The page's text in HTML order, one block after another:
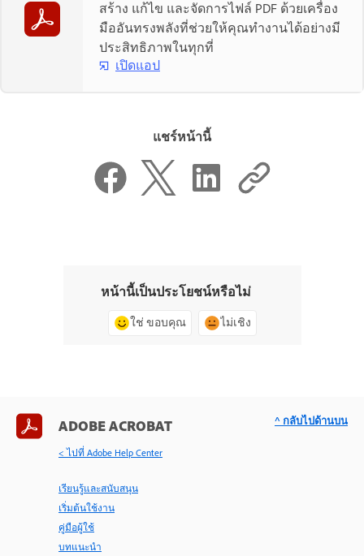
สร้าง แก้ไข และจัดการไฟล์ PDF ด้วยเครื่อง
มืออันทรงพลังที่ช่วยให้คุณทำงานได้อย่างมี
ประสิทธิภาพในทุกที่
เปิดแอป
แชร์หน้านี้
หน้านี้เป็นประโยชน์หรือไม่
ใช่ ขอบคุณ ไม่เชิง
ADOBE ACROBAT
< ไปที่ Adobe Help Center
เรียนรู้และสนับสนุน
เริ่มต้นใช้งาน
คู่มือผู้ใช้
บทแนะนำ
^ กลับไปด้านบน